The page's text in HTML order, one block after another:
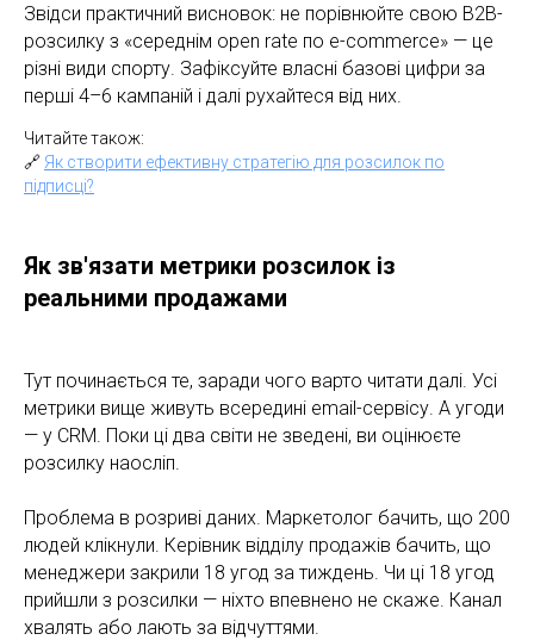
Звідси практичний висновок: не порівнюйте свою B2B-
розсилку з «середнім open rate по e-commerce» — це
різні види спорту. Зафіксуйте власні базові цифри за
перші 4–6 кампаній і далі рухайтеся від них.
Читайте також:
🔗 Як створити ефективну стратегію для розсилок по
підписці?
Як зв'язати метрики розсилок із
реальними продажами
Тут починається те, заради чого варто читати далі. Усі
метрики вище живуть всередині email-сервісу. А угоди
— у CRM. Поки ці два світи не зведені, ви оцінюєте
розсилку наосліп.
Проблема в розриві даних. Маркетолог бачить, що 200
людей клікнули. Керівник відділу продажів бачить, що
менеджери закрили 18 угод за тиждень. Чи ці 18 угод
прийшли з розсилки — ніхто впевнено не скаже. Канал
хвалять або лають за відчуттями.